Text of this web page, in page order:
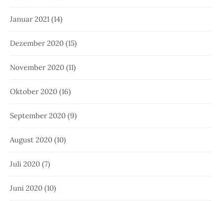
Januar 2021 (14)
Dezember 2020 (15)
November 2020 (11)
Oktober 2020 (16)
September 2020 (9)
August 2020 (10)
Juli 2020 (7)
Juni 2020 (10)